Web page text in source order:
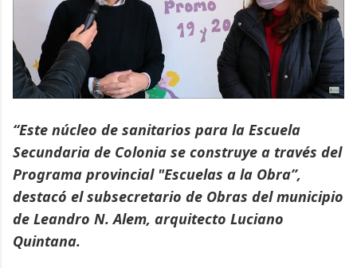
“Este núcleo de sanitarios para la Escuela
Secundaria de Colonia se construye a través del
Programa provincial "Escuelas a la Obra”,
destacó el subsecretario de Obras del municipio
de Leandro N. Alem, arquitecto Luciano
Quintana.